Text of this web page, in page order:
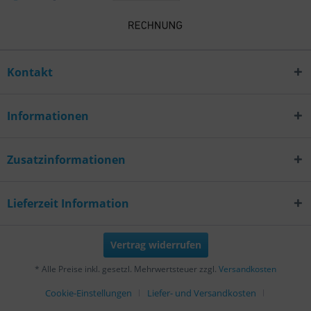
Kontakt
Informationen
Zusatzinformationen
Lieferzeit Information
Vertrag widerrufen
* Alle Preise inkl. gesetzl. Mehrwertsteuer zzgl. Versandkosten
Cookie-Einstellungen
Liefer- und Versandkosten